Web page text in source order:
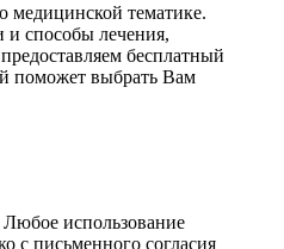
тематике.
и способы лечения,
бесплатный
поможет выбрать Вам
использование
с письменного согласия